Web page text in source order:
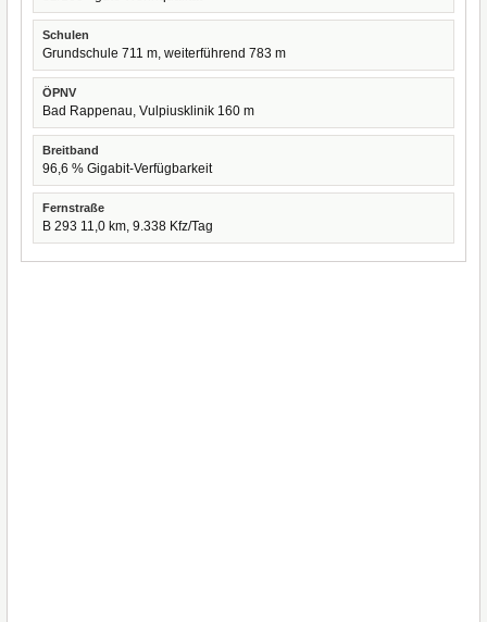
Schulen
Grundschule 711 m, weiterführend 783 m
ÖPNV
Bad Rappenau, Vulpiusklinik 160 m
Breitband
96,6 % Gigabit-Verfügbarkeit
Fernstraße
B 293 11,0 km, 9.338 Kfz/Tag